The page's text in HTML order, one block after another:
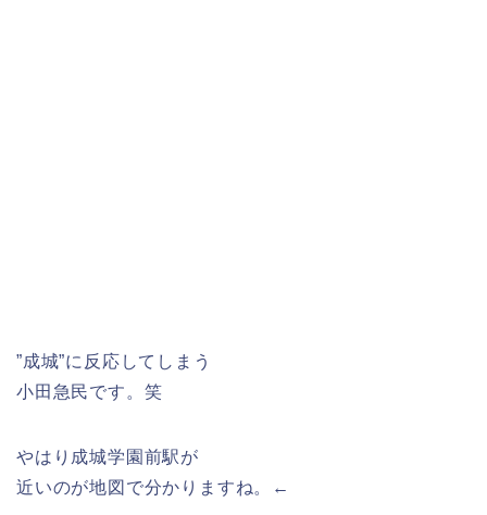
”成城”に反応してしまう
小田急民です。笑
やはり成城学園前駅が
近いのが地図で分かりますね。←